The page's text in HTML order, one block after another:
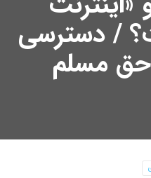
/ دسترسی
حق مسلم